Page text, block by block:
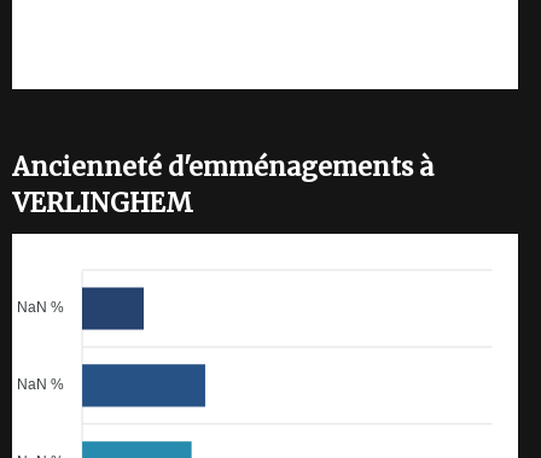
Ancienneté d'emménagements à
VERLINGHEM
NaN %
NaN %